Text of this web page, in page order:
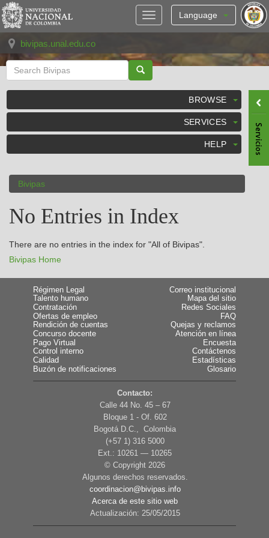
Skip
navigation
Language
bivipas.unal.edu.co
BROWSE
SERVICES
HELP
Bivipas
No Entries in Index
There are no entries in the index for "All of Bivipas".
Bivipas Home
Régimen Legal
Talento humano
Contratación
Ofertas de empleo
Rendición de cuentas
Concurso docente
Pago Virtual
Control interno
Calidad
Buzón de notificaciones
Correo institucional
Mapa del sitio
Redes Sociales
FAQ
Quejas y reclamos
Atención en línea
Encuesta
Contáctenos
Estadísticas
Glosario
Contacto:
Calle 44 No. 45 – 67
Bloque 1 - Of. 602
Bogotá D.C., Colombia
(+57 1) 316 5000
Ext.: 10261 — 10265
© Copyright 2026
Algunos derechos reservados.
coordinacion@bivipas.info
Acerca de este sitio web
Actualización: 25/05/2015